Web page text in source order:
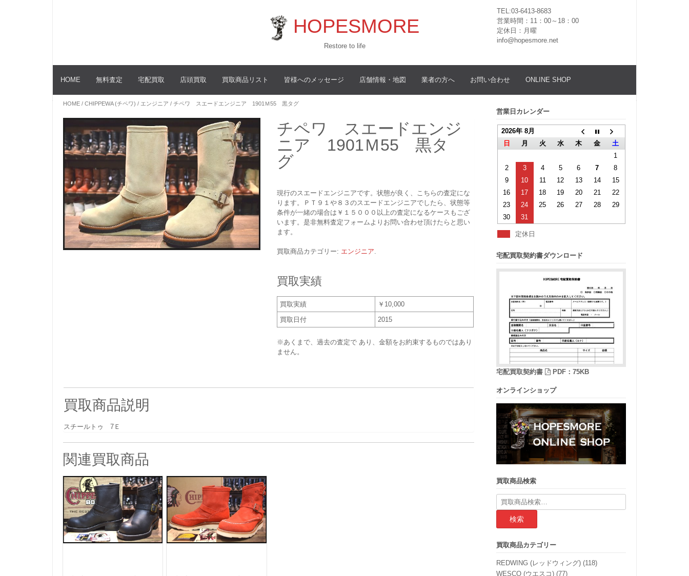
TEL:03-6413-8683
営業時間：11：00～18：00
定休日：月曜
info@hopesmore.net
HOPESMORE
Restore to life
HOME 無料査定 宅配買取 店頭買取 買取商品リスト 皆様へのメッセージ 店舗情報・地図 業者の方へ お問い合わせ ONLINE SHOP
HOME / CHIPPEWA (チペワ) / エンジニア / チペワ スエードエンジニア 1901Ｍ55 黒タグ
チペワ スエードエンジ
ニア 1901Ｍ55 黒タ
グ
現行のスエードエンジニアです。状態が良く、こちらの査定にな
ります。ＰＴ９１や８３のスエードエンジニアでしたら、状態等
条件が一緒の場合は￥１５０００以上の査定になるケースもござ
います。是非無料査定フォームよりお問い合わせ頂けたらと思い
ます。
買取商品カテゴリー: エンジニア.
買取実績
買取実績
￥10,000
買取日付
2015
※あくまで、過去の査定で あり、金額をお約束するものではあり
ません。
買取商品説明
スチールトゥ 7Ｅ
関連買取商品
営業日カレンダー
2026年 8月
日
月 火 水 木 金
土
1
2
3 4 5 6 7
8
9
10 11 12 13 14
15
16
17 18 19 20 21
22
23
24 25 26 27 28
29
30
31
定休日
宅配買取契約書ダウンロード
宅配買取契約書 PDF：75KB
オンラインショップ
買取商品検索
検
索
果:
買取商品カテゴリー
REDWING (レッドウィング) (118)
WESCO (ウエスコ) (77)